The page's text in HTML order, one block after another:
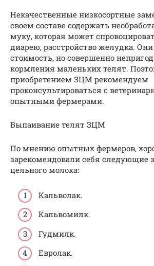
Некачественные низкосортные
своем составе содержать
муку, которая может
диарею, расстройство желудка.
стоимость, но совершенно
кормления маленьких телят.
приобретением ЗЦМ рекомендуем
проконсультироваться с
опытными фермерами.
Выпаивание телят ЗЦМ
По мнению опытных фермеров,
зарекомендовали себя следующие
цельного молока:
Кальволак.
Кальвомилк.
Гудмилк.
Евролак.